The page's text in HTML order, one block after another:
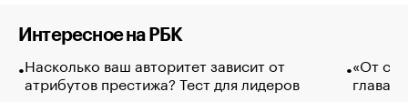
Интересное на РБК
Насколько ваш авторитет зависит от
атрибутов престижа? Тест для лидеров
«От
глава